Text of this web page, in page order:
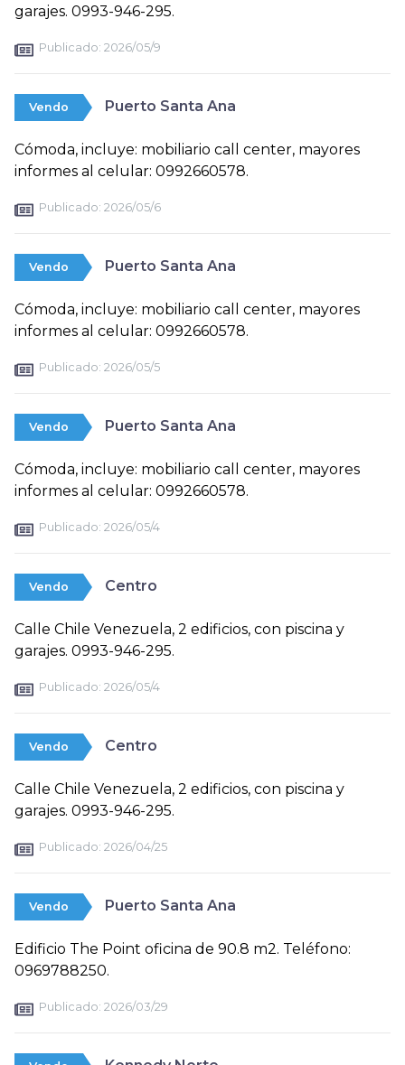
garajes. 0993-946-295.
Publicado: 2026/05/9
Vendo Puerto Santa Ana
Cómoda, incluye: mobiliario call center, mayores
informes al celular: 0992660578.
Publicado: 2026/05/6
Vendo Puerto Santa Ana
Cómoda, incluye: mobiliario call center, mayores
informes al celular: 0992660578.
Publicado: 2026/05/5
Vendo Puerto Santa Ana
Cómoda, incluye: mobiliario call center, mayores
informes al celular: 0992660578.
Publicado: 2026/05/4
Vendo Centro
Calle Chile Venezuela, 2 edificios, con piscina y
garajes. 0993-946-295.
Publicado: 2026/05/4
Vendo Centro
Calle Chile Venezuela, 2 edificios, con piscina y
garajes. 0993-946-295.
Publicado: 2026/04/25
Vendo Puerto Santa Ana
Edificio The Point oficina de 90.8 m2. Teléfono:
0969788250.
Publicado: 2026/03/29